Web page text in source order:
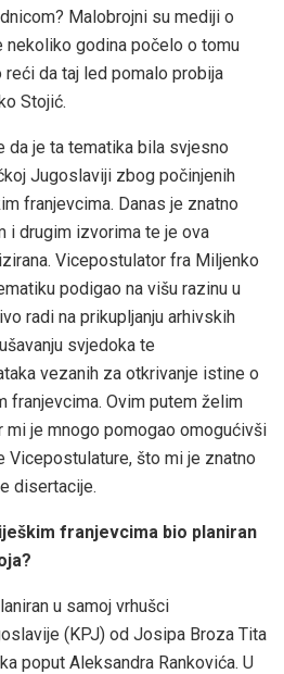
Malobrojni su mediji o
nekoliko godina počelo o tomu
da taj led pomalo probija
Stojić.
da je ta tematika bila svjesno
Jugoslaviji zbog počinjenih
franjevcima. Danas je znatno
i drugim izvorima te je ova
Vicepostulator fra Miljenko
podigao na višu razinu u
radi na prikupljanju arhivskih
svjedoka te
vezanih za otkrivanje istine o
franjevcima. Ovim putem želim
je mnogo pomogao omogućivši
Vicepostulature, što mi je znatno
disertacije.
franjevcima bio planiran
u samoj vrhušci
(KPJ) od Josipa Broza Tita
poput Aleksandra Rankovića. U